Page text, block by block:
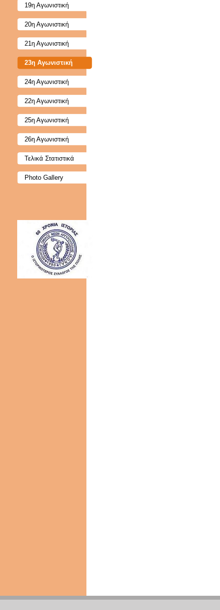
19η Αγωνιστική
20η Αγωνιστική
21η Αγωνιστική
23η Αγωνιστική
24η Αγωνιστική
22η Αγωνιστική
25η Αγωνιστική
26η Αγωνιστική
Τελικά Στατιστικά
Photo Gallery